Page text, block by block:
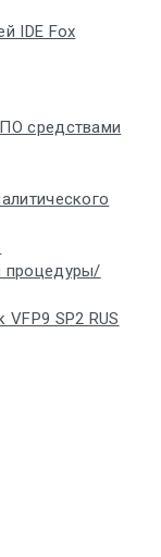
IDE Fox
средствами
процедуры/
SP2 RUS